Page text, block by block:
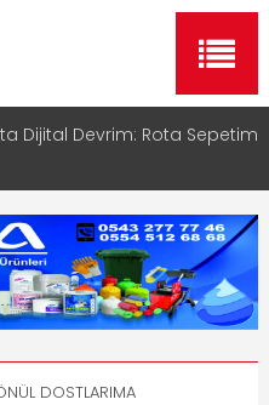
Dijital Devrim: Rota Sepetim
Müdürü Makam Koltuğunu
Çocuklara Bıraktı
ile Google ve Yapay Zeka
Aramalarında Öne Çıkın
Esnaf Rehberi Hizmete Girdi
Hayatına Başladı | Hızlı ve
Akıllı Haber Platformu
DOSTLARIMA